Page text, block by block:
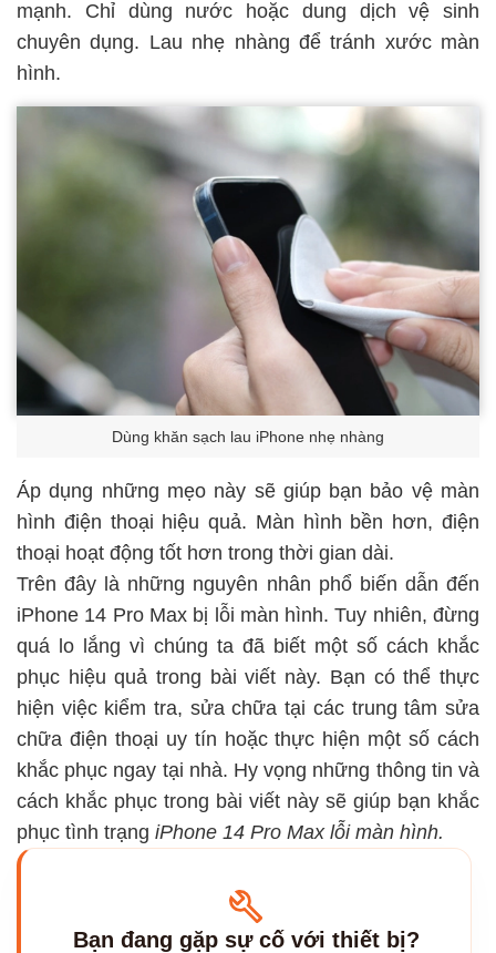
mạnh. Chỉ dùng nước hoặc dung dịch vệ sinh
chuyên dụng. Lau nhẹ nhàng để tránh xước màn
hình.
Dùng khăn sạch lau iPhone nhẹ nhàng
Áp dụng những mẹo này sẽ giúp bạn bảo vệ màn
hình điện thoại hiệu quả. Màn hình bền hơn, điện
thoại hoạt động tốt hơn trong thời gian dài.
Trên đây là những nguyên nhân phổ biến dẫn đến
iPhone 14 Pro Max bị lỗi màn hình. Tuy nhiên, đừng
quá lo lắng vì chúng ta đã biết một số cách khắc
phục hiệu quả trong bài viết này. Bạn có thể thực
hiện việc kiểm tra, sửa chữa tại các trung tâm sửa
chữa điện thoại uy tín hoặc thực hiện một số cách
khắc phục ngay tại nhà. Hy vọng những thông tin và
cách khắc phục trong bài viết này sẽ giúp bạn khắc
phục tình trạng iPhone 14 Pro Max lỗi màn hình.
Bạn đang gặp sự cố với thiết bị?